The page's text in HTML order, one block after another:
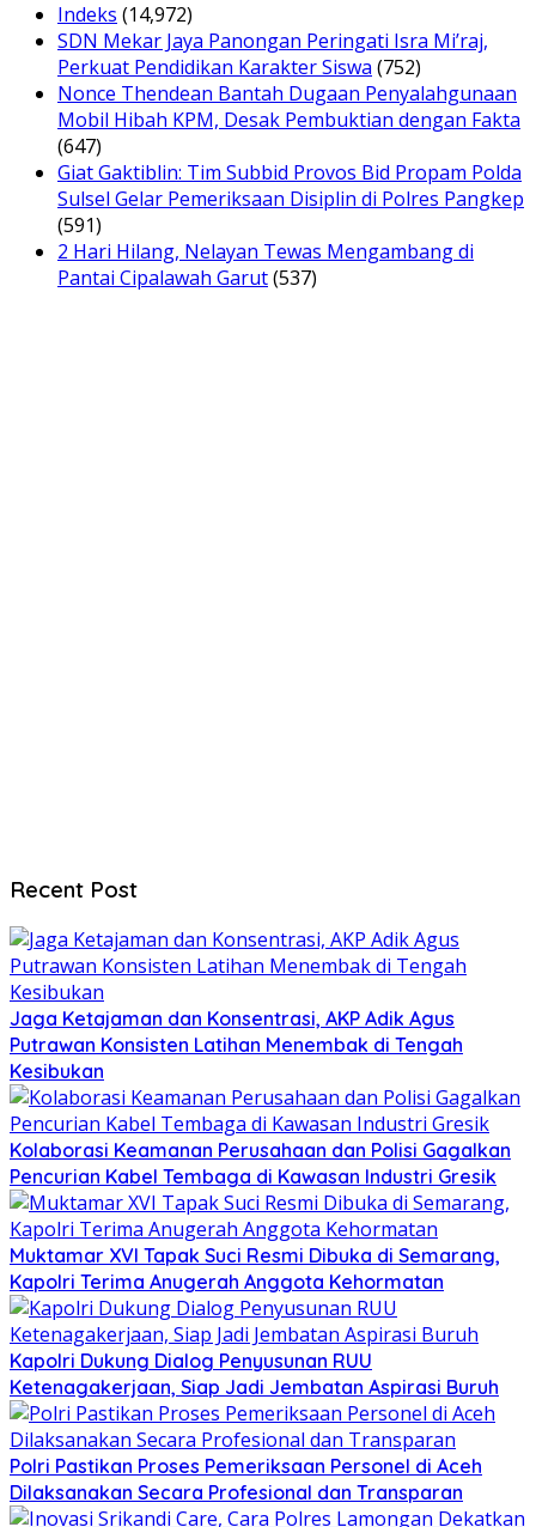
Indeks (14,972)
SDN Mekar Jaya Panongan Peringati Isra Mi’raj,
Perkuat Pendidikan Karakter Siswa (752)
Nonce Thendean Bantah Dugaan Penyalahgunaan
Mobil Hibah KPM, Desak Pembuktian dengan Fakta
(647)
Giat Gaktiblin: Tim Subbid Provos Bid Propam Polda
Sulsel Gelar Pemeriksaan Disiplin di Polres Pangkep
(591)
2 Hari Hilang, Nelayan Tewas Mengambang di
Pantai Cipalawah Garut(537)
Recent Post
Jaga Ketajaman dan Konsentrasi, AKP Adik Agus
Putrawan Konsisten Latihan Menembak di Tengah
Kesibukan
Kolaborasi Keamanan Perusahaan dan Polisi Gagalkan
Pencurian Kabel Tembaga di Kawasan Industri Gresik
Muktamar XVI Tapak Suci Resmi Dibuka di Semarang,
Kapolri Terima Anugerah Anggota Kehormatan
Kapolri Dukung Dialog Penyusunan RUU
Ketenagakerjaan, Siap Jadi Jembatan Aspirasi Buruh
Polri Pastikan Proses Pemeriksaan Personel di Aceh
Dilaksanakan Secara Profesional dan Transparan